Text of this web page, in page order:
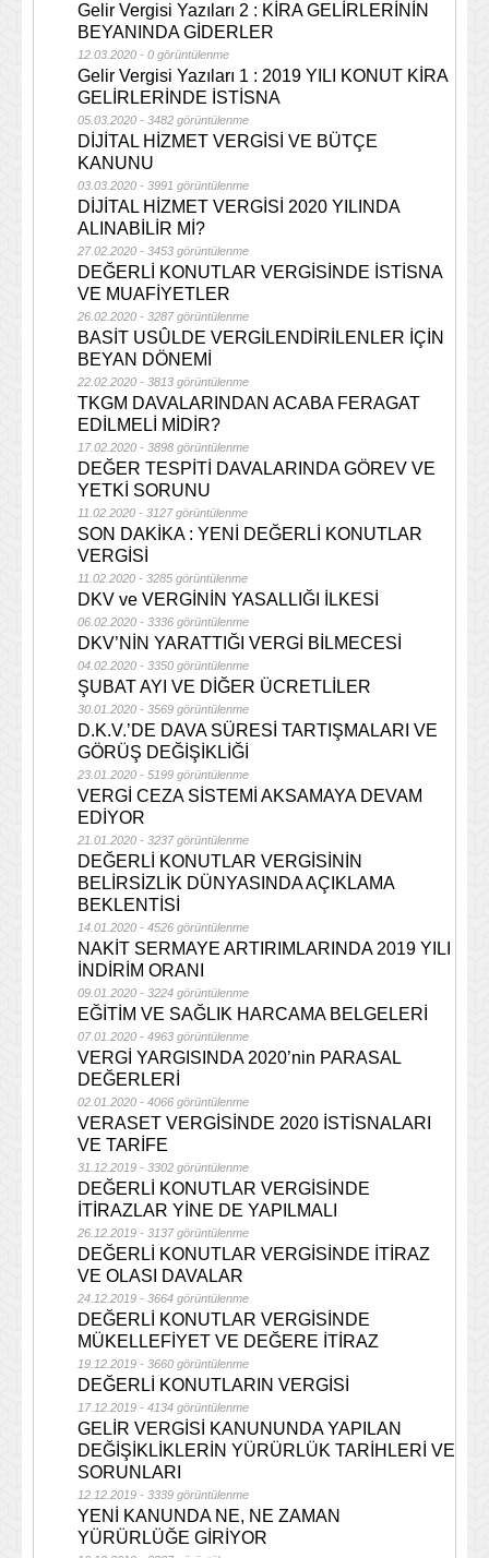
Gelir Vergisi Yazıları 2 : KİRA GELİRLERİNİN
BEYANINDA GİDERLER
12.03.2020 - 0 görüntülenme
Gelir Vergisi Yazıları 1 : 2019 YILI KONUT KİRA
GELİRLERİNDE İSTİSNA
05.03.2020 - 3482 görüntülenme
DİJİTAL HİZMET VERGİSİ VE BÜTÇE
KANUNU
03.03.2020 - 3991 görüntülenme
DİJİTAL HİZMET VERGİSİ 2020 YILINDA
ALINABİLİR Mİ?
27.02.2020 - 3453 görüntülenme
DEĞERLİ KONUTLAR VERGİSİNDE İSTİSNA
VE MUAFİYETLER
26.02.2020 - 3287 görüntülenme
BASİT USÛLDE VERGİLENDİRİLENLER İÇİN
BEYAN DÖNEMİ
22.02.2020 - 3813 görüntülenme
TKGM DAVALARINDAN ACABA FERAGAT
EDİLMELİ MİDİR?
17.02.2020 - 3898 görüntülenme
DEĞER TESPİTİ DAVALARINDA GÖREV VE
YETKİ SORUNU
11.02.2020 - 3127 görüntülenme
SON DAKİKA : YENİ DEĞERLİ KONUTLAR
VERGİSİ
11.02.2020 - 3285 görüntülenme
DKV ve VERGİNİN YASALLIĞI İLKESİ
06.02.2020 - 3336 görüntülenme
DKV’NİN YARATTIĞI VERGİ BİLMECESİ
04.02.2020 - 3350 görüntülenme
ŞUBAT AYI VE DİĞER ÜCRETLİLER
30.01.2020 - 3569 görüntülenme
D.K.V.’DE DAVA SÜRESİ TARTIŞMALARI VE
GÖRÜŞ DEĞİŞİKLİĞİ
23.01.2020 - 5199 görüntülenme
VERGİ CEZA SİSTEMİ AKSAMAYA DEVAM
EDİYOR
21.01.2020 - 3237 görüntülenme
DEĞERLİ KONUTLAR VERGİSİNİN
BELİRSİZLİK DÜNYASINDA AÇIKLAMA
BEKLENTİSİ
14.01.2020 - 4526 görüntülenme
NAKİT SERMAYE ARTIRIMLARINDA 2019 YILI
İNDİRİM ORANI
09.01.2020 - 3224 görüntülenme
EĞİTİM VE SAĞLIK HARCAMA BELGELERİ
07.01.2020 - 4963 görüntülenme
VERGİ YARGISINDA 2020’nin PARASAL
DEĞERLERİ
02.01.2020 - 4066 görüntülenme
VERASET VERGİSİNDE 2020 İSTİSNALARI
VE TARİFE
31.12.2019 - 3302 görüntülenme
DEĞERLİ KONUTLAR VERGİSİNDE
İTİRAZLAR YİNE DE YAPILMALI
26.12.2019 - 3137 görüntülenme
DEĞERLİ KONUTLAR VERGİSİNDE İTİRAZ
VE OLASI DAVALAR
24.12.2019 - 3664 görüntülenme
DEĞERLİ KONUTLAR VERGİSİNDE
MÜKELLEFİYET VE DEĞERE İTİRAZ
19.12.2019 - 3660 görüntülenme
DEĞERLİ KONUTLARIN VERGİSİ
17.12.2019 - 4134 görüntülenme
GELİR VERGİSİ KANUNUNDA YAPILAN
DEĞİŞİKLİKLERİN YÜRÜRLÜK TARİHLERİ VE
SORUNLARI
12.12.2019 - 3339 görüntülenme
YENİ KANUNDA NE, NE ZAMAN
YÜRÜRLÜĞE GİRİYOR